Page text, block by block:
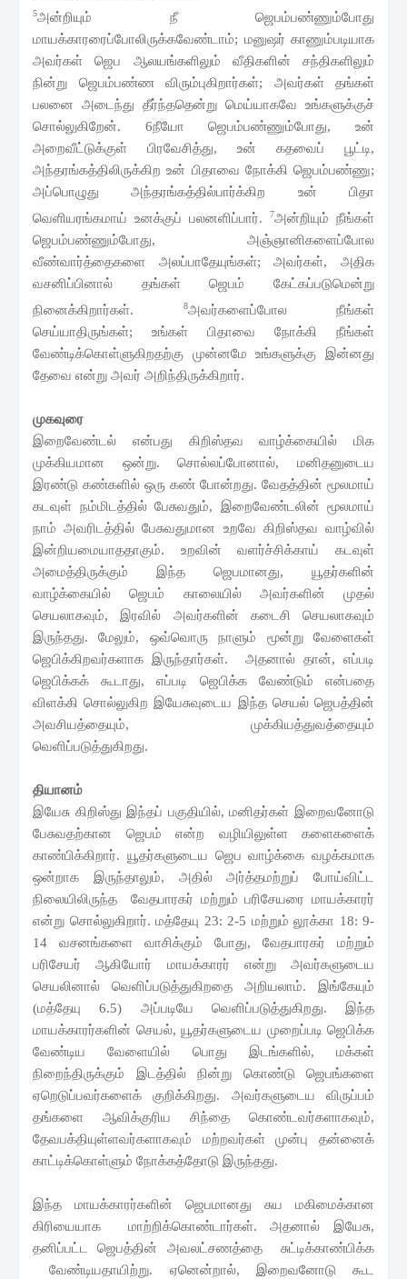
5அன்றியும் நீ ஜெபம்பண்ணும்போது
மாயக்காரரைப்போலிருக்கவேண்டாம்; மனுஷர் காணும்படியாக
அவர்கள் ஜெப ஆலயங்களிலும் வீதிகளின் சந்திகளிலும்
நின்று ஜெபம்பண்ண விரும்புகிறார்கள்; அவர்கள் தங்கள்
பலனை அடைந்து தீர்ந்ததென்று மெய்யாகவே உங்களுக்குச்
சொல்லுகிறேன். 6நீயோ ஜெபம்பண்ணும்போது, உன்
அறைவீட்டுக்குள் பிரவேசித்து, உன் கதவைப் பூட்டி,
அந்தரங்கத்திலிருக்கிற உன் பிதாவை நோக்கி ஜெபம்பண்ணு;
அப்பொழுது அந்தரங்கத்தில்பார்க்கிற உன் பிதா
வெளியரங்கமாய் உனக்குப் பலனளிப்பார்.
7அன்றியும் நீங்கள்
ஜெபம்பண்ணும்போது, அஞ்ஞானிகளைப்போல
வீண்வார்த்தைகளை அலப்பாதேயுங்கள்; அவர்கள், அதிக
வசனிப்பினால் தங்கள் ஜெபம் கேட்கப்படுமென்று
நினைக்கிறார்கள்.
8அவர்களைப்போல நீங்கள்
செய்யாதிருங்கள்; உங்கள் பிதாவை நோக்கி நீங்கள்
வேண்டிக்கொள்ளுகிறதற்கு முன்னமே உங்களுக்கு இன்னது
தேவை என்று அவர் அறிந்திருக்கிறார்.
முகவுரை
இறைவேண்டல் என்பது கிறிஸ்தவ வாழ்க்கையில் மிக
முக்கியமான ஒன்று. சொல்லப்போனால்,மனிதனுடைய
இரண்டு கண்களில் ஒரு கண் போன்றது. வேதத்தின் மூலமாய்
கடவுள் நம்மிடத்தில் பேசுவதும், இறைவேண்டலின் மூலமாய்
நாம் அவரிடத்தில் பேசுவதுமான உறவே கிறிஸ்தவ வாழ்வில்
இன்றியமையாததாகும். உறவின் வளர்ச்சிக்காய் கடவுள்
அமைத்திருக்கும் இந்த ஜெபமானது, யூதர்களின்
வாழ்க்கையில் ஜெபம் காலையில் அவர்களின் முதல்
செயலாகவும்,இரவில் அவர்களின் கடைசி செயலாகவும்
இருந்தது. மேலும், ஒவ்வொரு நாளும் மூன்று வேளைகள்
ஜெபிக்கிறவர்களாக இருந்தார்கள். அதனால் தான், எப்படி
ஜெபிக்கக் கூடாது,எப்படி ஜெபிக்க வேண்டும் என்பதை
விளக்கி சொல்லுகிற இயேசுவுடைய இந்த செயல் ஜெபத்தின்
அவசியத்தையும், முக்கியத்துவத்தையும்
வெளிப்படுத்துகிறது.
தியானம்
இயேசு கிறிஸ்து இந்தப் பகுதியில், மனிதர்கள் இறைவனோடு
பேசுவதற்கான ஜெபம் என்ற வழியிலுள்ள களைகளைக்
காண்பிக்கிறார். யூதர்களுடைய ஜெப வாழ்க்கை வழக்கமாக
ஒன்றாக இருந்தாலும், அதில் அர்த்தமற்றுப் போய்விட்ட
நிலையிலிருந்த வேதபாரகர் மற்றும் பரிசேயரை மாயக்காரர்
என்று சொல்லுகிறார். மத்தேயு 23: 2-5 மற்றும் லூக்கா 18: 9-
14 வசனங்களை வாசிக்கும் போது, வேதபாரகர் மற்றும்
பரிசேயர் ஆகியோர் மாயக்காரர் என்று அவர்களுடைய
செயலினால் வெளிப்படுத்துகிறதை அறியலாம். இங்கேயும்
(மத்தேயு 6.5) அப்படியே வெளிப்படுத்துகிறது. இந்த
மாயக்காரர்களின் செயல், யூதர்களுடைய முறைப்படி ஜெபிக்க
வேண்டிய வேளையில் பொது இடங்களில், மக்கள்
நிறைந்திருக்கும் இடத்தில் நின்று கொண்டு ஜெபங்களை
ஏறெடுப்பவர்களைக் குறிக்கிறது. அவர்களுடைய விருப்பம்
தங்களை ஆவிக்குரிய சிந்தை கொண்டவர்களாகவும்,
தேவபக்தியுள்ளவர்களாகவும் மற்றவர்கள் முன்பு தன்னைக்
காட்டிக்கொள்ளும் நோக்கத்தோடு இருந்தது.
இந்த மாயக்காரர்களின் ஜெபமானது சுய மகிமைக்கான
கிரியையாக மாற்றிக்கொண்டார்கள். அதனால் இயேசு,
தனிப்பட்ட ஜெபத்தின் அவலட்சணத்தை சுட்டிக்காண்பிக்க
வேண்டியதாயிற்று. ஏனென்றால், இறைவனோடு கூட